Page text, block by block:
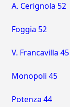
A. Cerignola 52
Foggia 52
V. Francavilla 45
Monopoli 45
Potenza 44